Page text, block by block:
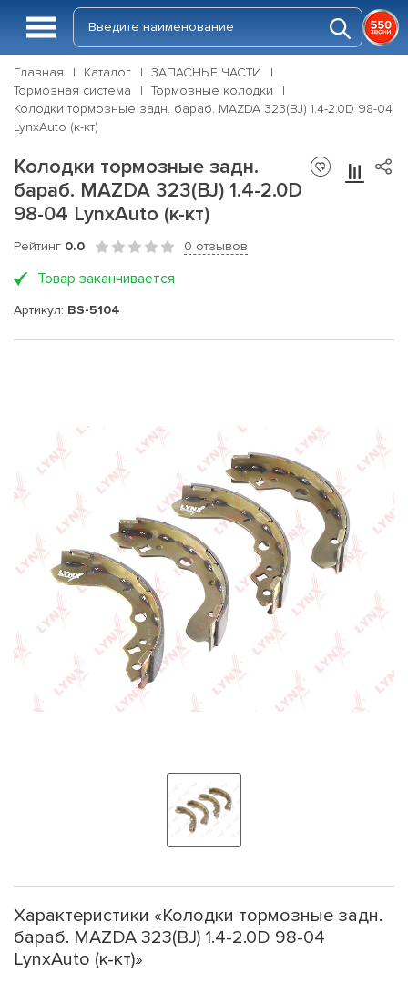
Главная Каталог
ЗАПАСНЫЕ ЧАСТИ
Тормозная система
Тормозные колодки
Колодки тормозные задн. бараб. MAZDA 323(BJ) 1.4-2.0D 98-04
LynxAuto (к-кт)
Колодки тормозные задн.
бараб. MAZDA 323(BJ) 1.4-2.0D
98-04 LynxAuto (к-кт)
Рейтинг 0.0 0 отзывов
Товар заканчивается
Артикул: BS-5104
Характеристики «Колодки тормозные задн.
бараб. MAZDA 323(BJ) 1.4-2.0D 98-04
LynxAuto (к-кт)»